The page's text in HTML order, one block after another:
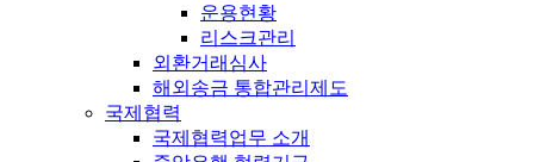
운용현황
리스크관리
외환거래심사
해외송금 통합관리제도
국제협력
국제협력업무 소개